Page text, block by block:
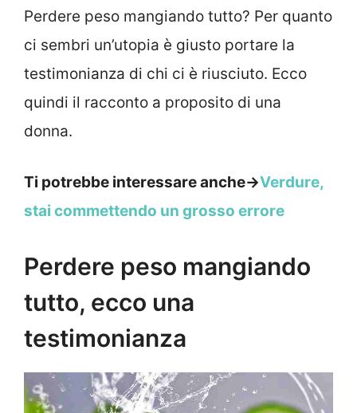
Perdere peso mangiando tutto? Per quanto
ci sembri un’utopia è giusto portare la
testimonianza di chi ci è riusciuto. Ecco
quindi il racconto a proposito di una
donna.
Ti potrebbe interessare anche->Verdure,
stai commettendo un grosso errore
Perdere peso mangiando
tutto, ecco una
testimonianza